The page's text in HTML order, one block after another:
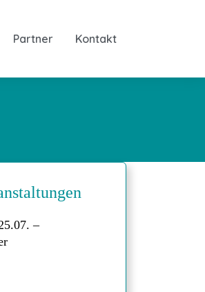
Partner Kontakt
–